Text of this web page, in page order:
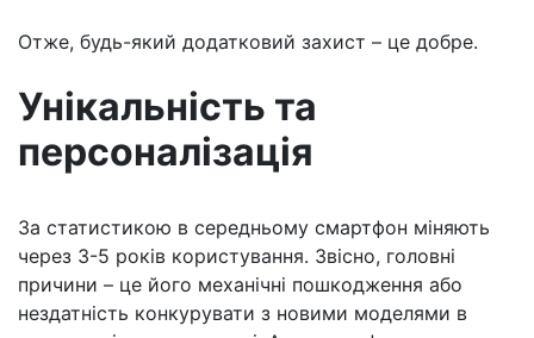
Отже, будь-який додатковий захист – це добре.
Унікальність та
персоналізація
За статистикою в середньому смартфон міняють
через 3-5 років користування. Звісно, головні
причини – це його механічні пошкодження або
нездатність конкурувати з новими моделями в